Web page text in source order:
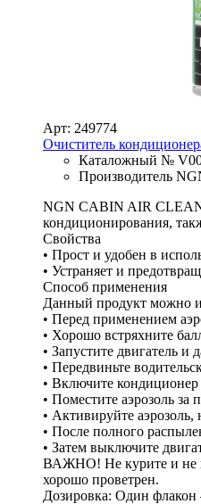
Арт: 249774
Очиститель
Каталожный №
Производитель
NGN CABIN AIR
кондиционирования,
Свойства
• Прост и удобен в
• Устраняет и
Способ применения
Данный продукт можно
• Перед применением
• Хорошо встряхните
• Запустите двигатель и
• Передвиньте
• Включите
• Поместите аэрозоль за
• Активируйте
• После полного
• Затем выключите
ВАЖНО! Не курите и не
хорошо проветрен.
Дозировка: Один флакон